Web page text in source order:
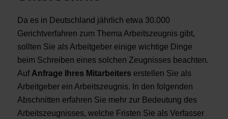
Da es in Deutschland jährlich etwa 30.000
Gerichtverfahren zum Thema Arbeitszeugnis gibt,
sollten Sie als Arbeitgeber einige wichtige Dinge
beim Schreiben eines solchen Zeugnisses beachten.
Auf Anfrage Ihres Mitarbeiters erstellen Sie als
Arbeitgeber ein Arbeitszeugnis. In den folgenden
Abschnitten erfahren Sie mehr zur Bedeutung des
Arbeitszeugnisses, welche Fristen Sie als Verfasser